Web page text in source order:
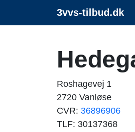
3vvs-tilbud.dk
Roshagevej 1
2720 Vanløse
CVR: 36896906
TLF: 30137368